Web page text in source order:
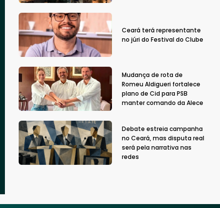
Ceará terá representante
no júri do Festival do Clube
Mudança de rota de
Romeu Aldigueri fortalece
plano de Cid para PSB
manter comando da Alece
Debate estreia campanha
no Ceará, mas disputa real
será pela narrativa nas
redes